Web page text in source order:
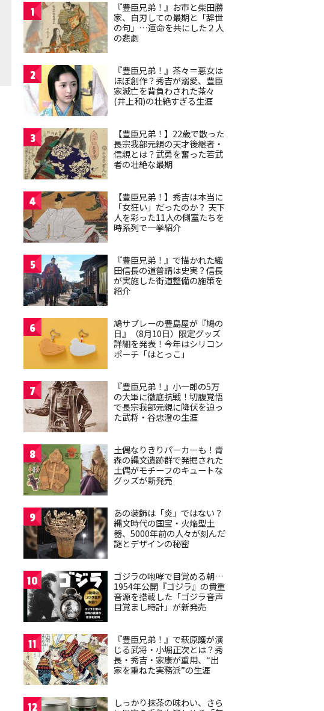
1
『豊臣兄弟！』お市と柴田勝
家、自刃しての最期と「辞世
の句」…運命を共にした２人
の悲劇
2
『豊臣兄弟！』茶々＝悪女は
ほぼ創作？秀吉が溺愛、豊臣
家滅亡を背負わされた茶々
(井上和)の壮絶すぎる生涯
3
【豊臣兄弟！】22歳で散った
長宗我部元親の天才後継者・
信親とは？武勇を奮った若武
者の壮絶な最期
4
【豊臣兄弟！】秀吉は本当に
「女狂い」だったのか？ 天下
人を彩った11人の側室たちを
時系列で一挙紹介
5
『豊臣兄弟！』で描かれた織
田信長の道普請は史実？信長
が実施した街道整備の施策を
紹介
6
鳩サブレーの豊島屋が『鳩の
日』（8月10日）限定グッズ
詳細を発表！今年はシリコン
ポーチ「はとっこ」
7
『豊臣兄弟！』小一郎の5万
の大軍に徹底抗戦！切腹覚悟
で長宗我部元親に降伏を迫っ
た武将・谷忠澄の生涯
8
土偶なりきりパーカーも！青
森の縄文遺跡群で発掘された
土偶がモチーフのキュートな
グッズが新発売
9
あの装飾は「炎」ではない？
縄文時代の国宝・火焔型土
器、5000年前の人々が刻んだ
謎とデザインの秘密
10
ゴジラの咆哮で目覚める朝…
1954年公開『ゴジラ』の貴重
音源を搭載した「ゴジラ音声
目覚まし時計」が新発売
11
『豊臣兄弟！』で萩原護が演
じる武将・小堀正次とは？秀
長・秀吉・家康が重用、“出
家を重ねた実務派”の生涯
12
しっかり抹茶の味わい、さら